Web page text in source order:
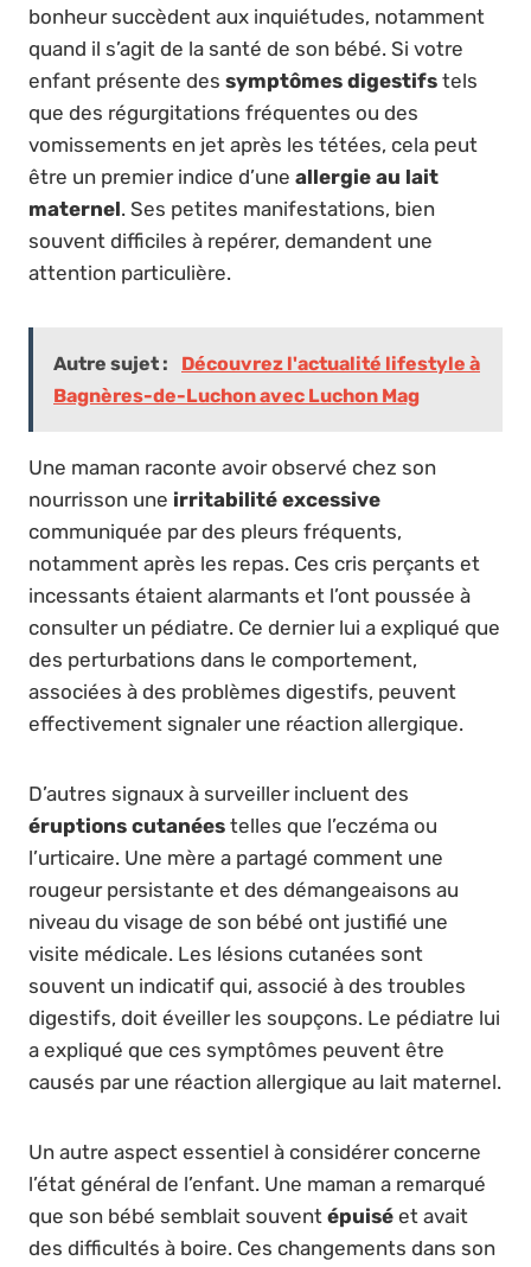
bonheur succèdent aux inquiétudes, notamment
quand il s’agit de la santé de son bébé. Si votre
enfant présente des symptômes digestifs tels
que des régurgitations fréquentes ou des
vomissements en jet après les tétées, cela peut
être un premier indice d’une allergie au lait
maternel. Ses petites manifestations, bien
souvent difficiles à repérer, demandent une
attention particulière.
Autre sujet :
Découvrez l'actualité lifestyle à
Bagnères-de-Luchon avec Luchon Mag
Une maman raconte avoir observé chez son
nourrisson une irritabilité excessive
communiquée par des pleurs fréquents,
notamment après les repas. Ces cris perçants et
incessants étaient alarmants et l’ont poussée à
consulter un pédiatre. Ce dernier lui a expliqué que
des perturbations dans le comportement,
associées à des problèmes digestifs, peuvent
effectivement signaler une réaction allergique.
D’autres signaux à surveiller incluent des
éruptions cutanées telles que l’eczéma ou
l’urticaire. Une mère a partagé comment une
rougeur persistante et des démangeaisons au
niveau du visage de son bébé ont justifié une
visite médicale. Les lésions cutanées sont
souvent un indicatif qui, associé à des troubles
digestifs, doit éveiller les soupçons. Le pédiatre lui
a expliqué que ces symptômes peuvent être
causés par une réaction allergique au lait maternel.
Un autre aspect essentiel à considérer concerne
l’état général de l’enfant. Une maman a remarqué
que son bébé semblait souvent épuisé et avait
des difficultés à boire. Ces changements dans son